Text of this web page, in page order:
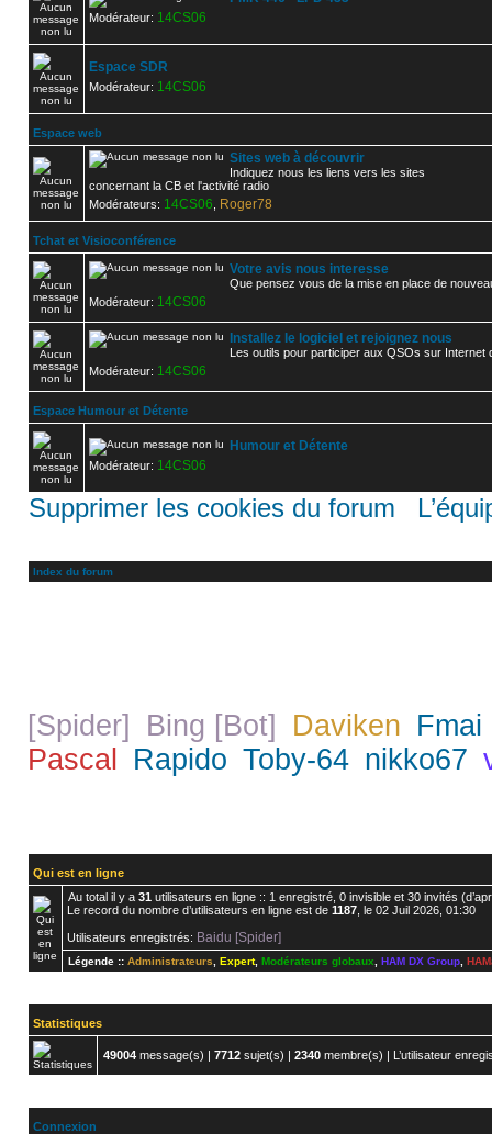
Modérateur: 14CS06
Espace SDR
Modérateur: 14CS06
Espace web
Sites web à découvrir
Indiquez nous les liens vers les sites
concernant la CB et l'activité radio
Modérateurs: 14CS06 Roger78
Tchat et Visioconférence
Votre avis nous interesse
Que pensez vous de la mise en place de
Modérateur: 14CS06
Installez le logiciel et rejoignez nous
Les outils pour participer aux QSOs sur Internet
Modérateur: 14CS06
Espace Humour et Détente
Humour et Détente
Modérateur: 14CS06
Supprimer les cookies du forum
Index du forum
[Spider] Bing [Bot] Daviken Fmai
Pascal Rapido Toby-64 nikko67
Qui est en ligne
Au total il y a 31 utilisateurs en ligne :: 1 enregistré, 0 invisible et 30 invités
Le record du nombre d’utilisateurs en ligne est de 1187 , le 02 Juil 2026, 01:30
Utilisateurs enregistrés: Baidu [Spider]
Légende :: Administrateurs Expert, Modérateurs globaux HAM DX Group
Statistiques
49004 message(s) | 7712 sujet(s) | 2340 membre(s) | L’utilisateur
Connexion